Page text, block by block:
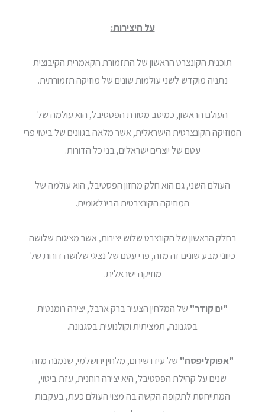
על היצירות:
תוכנית הקונצרט הראשון של התזמורת הקאמרית הקיבוצית
נתניה מוקדש לשני עולמות שונים של מוזיקה תזמורתית.
העולם הראשון, כמיטב מסורת הפסטיבל, הוא עולמה של
המוזיקה הקונצרטית הישראלית, אשר מלאה בגוונים של ביטוי פרי
עטם של יוצרים ישראלים, בני כל הדורות.
העולם השני, גם הוא חלק מחזון הפסטיבל, הוא עולמה של
המוזיקה הקונצרטית הבינלאומית.
בחלק הראשון של הקונצרט שלוש יצירות, אשר מציגות שלושה
כיווני מבע שונים זה מזה, פרי עטם של נציגי שלושה דורות של
מוזיקה ישראלית.
"ים קודר" של המלחין הצעיר ברק ארבל, יצירה רומנטית
בסגנונה, תמציתית וקולנועית בסגנונה.
"אפוקליפסה" של עידו שירום, מלחין ירושלמי, שנמנה מזה
שנים על קהילת הפסטיבל, היא יצירה רוחנית, עזת ביטוי,
המתייחסת לתקופה הקשה בה מצוי העולם כעת, בעקבות